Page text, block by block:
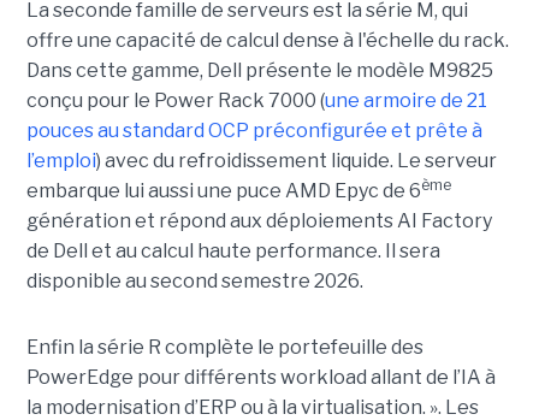
La seconde famille de serveurs est la série M, qui
offre une capacité de calcul dense à l'échelle du rack.
Dans cette gamme, Dell présente le modèle M9825
conçu pour le Power Rack 7000 (une armoire de 21
pouces au standard OCP préconfigurée et prête à
l’emploi) avec du refroidissement liquide. Le serveur
embarque lui aussi une puce AMD Epyc de 6ème
génération et répond aux déploiements AI Factory
de Dell et au calcul haute performance. Il sera
disponible au second semestre 2026.
Enfin la série R complète le portefeuille des
PowerEdge pour différents workload allant de l’IA à
la modernisation d’ERP ou à la virtualisation. ». Les